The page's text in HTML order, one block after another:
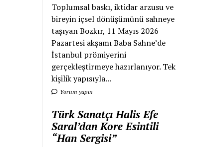
Toplumsal baskı, iktidar arzusu ve
bireyin içsel dönüşümünü sahneye
taşıyan Bozkır, 11 Mayıs 2026
Pazartesi akşamı Baba Sahne’de
İstanbul prömiyerini
gerçekleştirmeye hazırlanıyor. Tek
kişilik yapısıyla...
Yorum yapın
Türk Sanatçı Halis Efe
Saral’dan Kore Esintili
“Han Sergisi”